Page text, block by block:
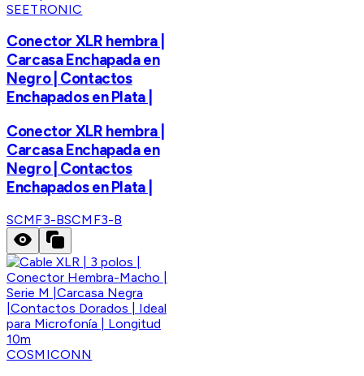
SEETRONIC
Conector XLR hembra |
Carcasa Enchapada en
Negro | Contactos
Enchapados en Plata |
Conector XLR hembra |
Carcasa Enchapada en
Negro | Contactos
Enchapados en Plata |
SCMF3-BSCMF3-B
COSMICONN